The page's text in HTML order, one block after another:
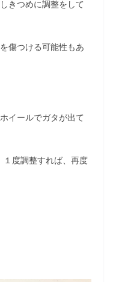
きつめに調整をして
傷つける可能性もあ
イールでガタが出て
度調整すれば、再度